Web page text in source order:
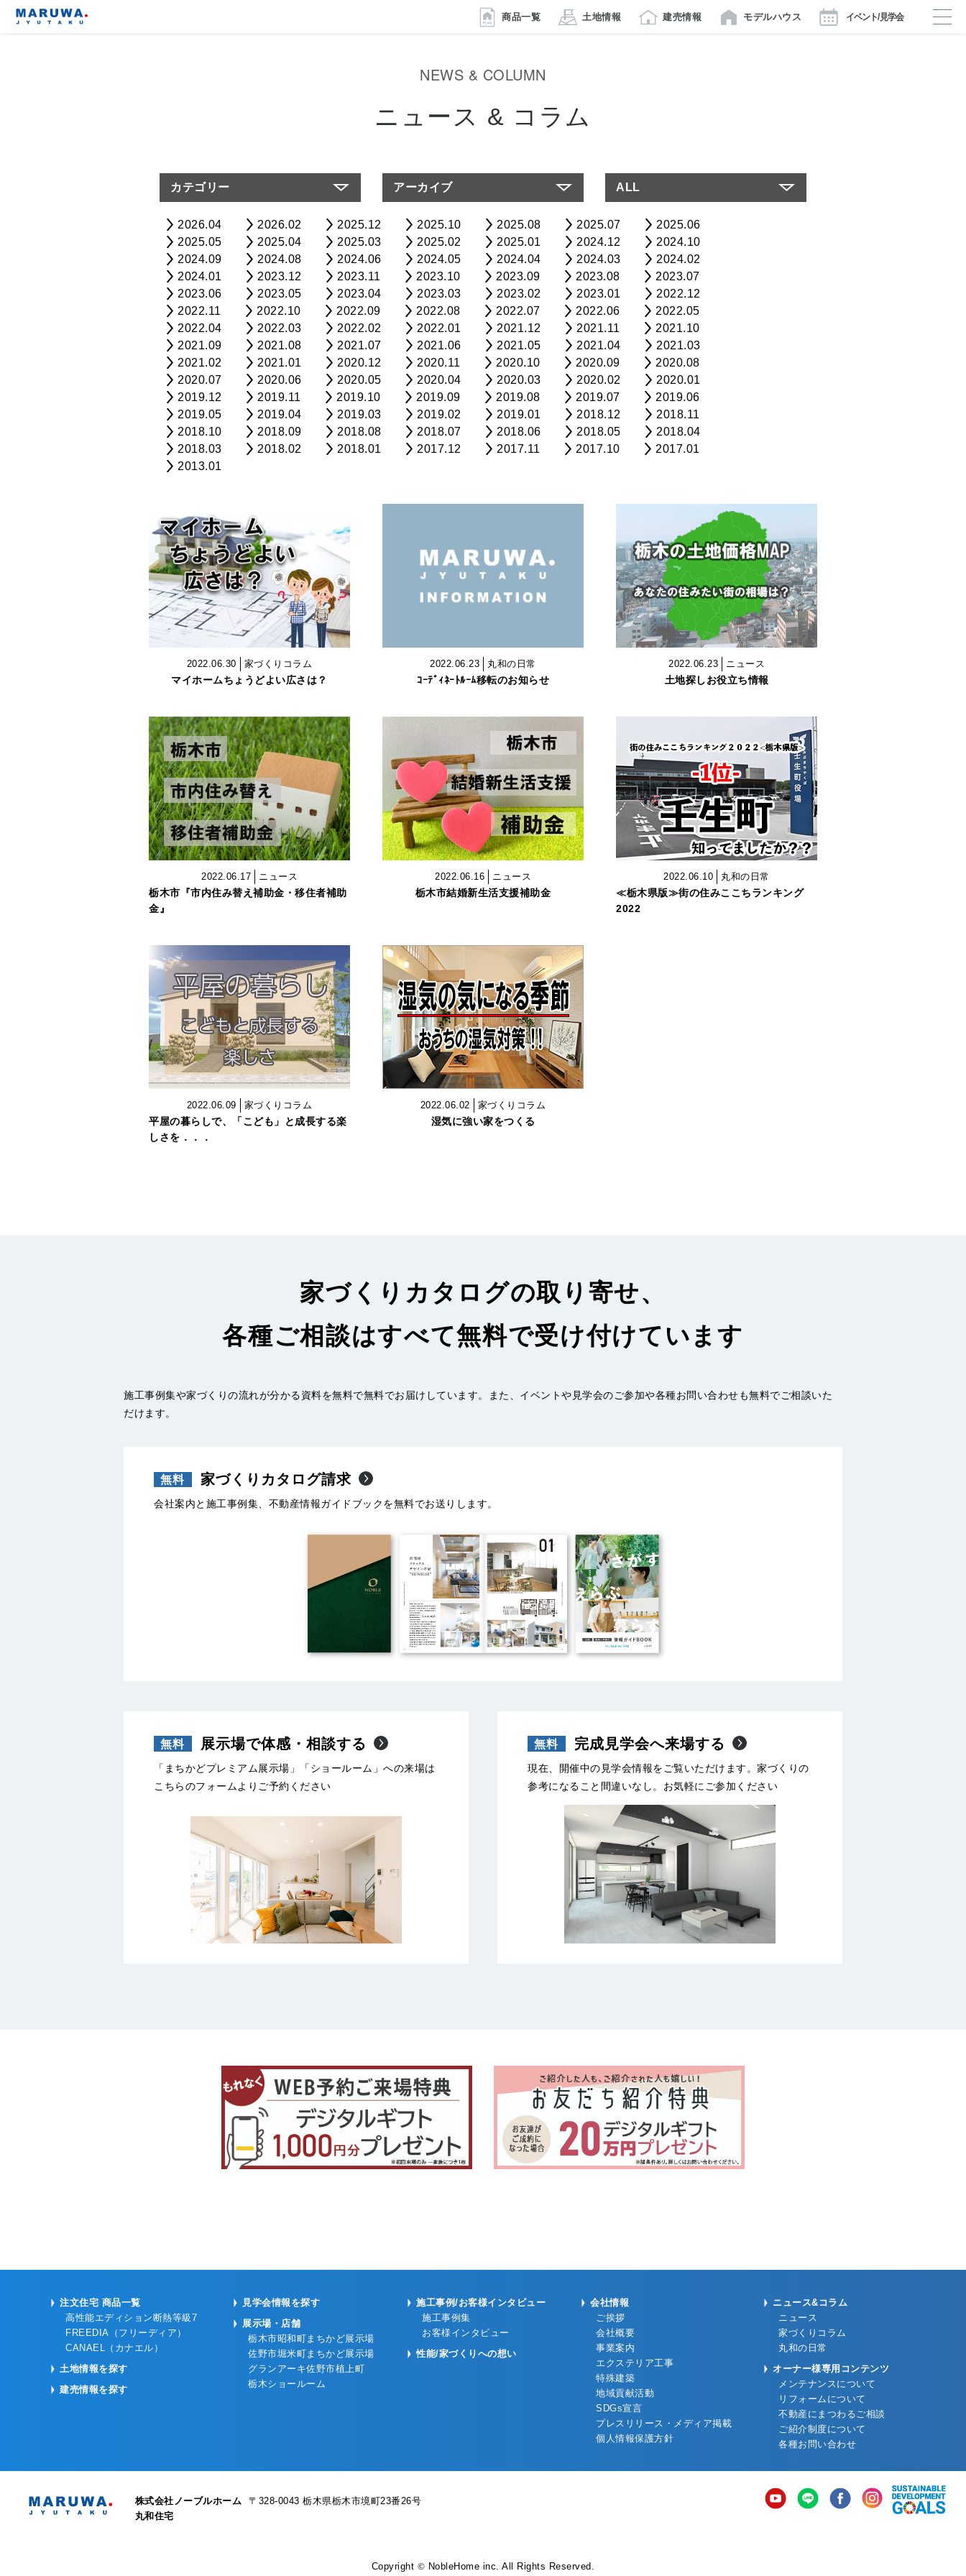
商品一覧 土地情報 建売情報 モデルハウス イベント/見学会
NEWS & COLUMN
ニュース & コラム
カテゴリー アーカイブ ALL
2026.04 2026.02 2025.12 2025.10 2025.08 2025.07
2025.06
2025.05
2025.04 2025.03 2025.02 2025.01 2024.12
2024.10
2024.09
2024.08 2024.06 2024.05 2024.04 2024.03
2024.02
2024.01
2023.12 2023.11 2023.10 2023.09 2023.08
2023.07
2023.06
2023.05 2023.04 2023.03 2023.02 2023.01
2022.12
2022.11
2022.10 2022.09 2022.08 2022.07 2022.06
2022.05
2022.04
2022.03 2022.02 2022.01 2021.12 2021.11
2021.10
2021.09
2021.08 2021.07 2021.06 2021.05 2021.04
2021.03
2021.02
2021.01 2020.12 2020.11 2020.10 2020.09
2020.08
2020.07
2020.06 2020.05 2020.04 2020.03 2020.02
2020.01
2019.12
2019.11 2019.10 2019.09 2019.08 2019.07
2019.06
2019.05
2019.04 2019.03 2019.02 2019.01 2018.12
2018.11
2018.10
2018.09 2018.08 2018.07 2018.06 2018.05
2018.04
2018.03
2018.02 2018.01 2017.12 2017.11 2017.10
2017.01
2013.01
2022.06.30 家づくりコラム
マイホームちょうどよい広さは？
2022.06.23 丸和の日常
ｺｰﾃﾞｨﾈｰﾄﾙｰﾑ移転のお知らせ
2022.06.23 ニュース
土地探しお役立ち情報
2022.06.17 ニュース
栃木市『市内住み替え補助金・移住者補助
金』
2022.06.16 ニュース
栃木市結婚新生活支援補助金
2022.06.10 丸和の日常
≪栃木県版≫街の住みここちランキング
2022
2022.06.09 家づくりコラム
平屋の暮らしで、「こども」と成長する楽
しさを．．．
2022.06.02 家づくりコラム
湿気に強い家をつくる
家づくりカタログの取り寄せ、
各種ご相談はすべて無料で受け付けています
施工事例集や家づくりの流れが分かる資料を無料で無料でお届けしています。また、イベントや見学会のご参加や各種お問い合わせも無料でご相談いた
だけます。
家づくりカタログ請求
会社案内と施工事例集、不動産情報ガイドブックを無料でお送りします。
展示場で体感・相談する
「まちかどプレミアム展示場」「ショールーム」への来場は
こちらのフォームよりご予約ください
完成見学会へ来場する
現在、開催中の見学会情報をご覧いただけます。家づくりの
参考になること間違いなし。お気軽にご参加ください
注文住宅 商品一覧
高性能エディション断熱等級7
FREEDIA（フリーディア）
CANAEL（カナエル）
土地情報を探す
建売情報を探す
見学会情報を探す
展示場・店舗
栃木市昭和町まちかど展示場
佐野市堀米町まちかど展示場
グランアーキ佐野市植上町
栃木ショールーム
施工事例/お客様インタビュー
施工事例集
お客様インタビュー
性能/家づくりへの想い
会社情報
ご挨拶
会社概要
事業案内
エクステリア工事
特殊建築
地域貢献活動
SDGs宣言
プレスリリース・メディア掲載
個人情報保護方針
ニュース&コラム
ニュース
家づくりコラム
丸和の日常
オーナー様専用コンテンツ
メンテナンスについて
リフォームについて
不動産にまつわるご相談
ご紹介制度について
各種お問い合わせ
株式会社ノーブルホーム 丸和住宅
株式会社ノーブルホーム
丸和住宅
〒328-0043栃木県栃木市境町23番26号
YouTube LINE FacebookInstagram
Copyright © NobleHome inc. All Rights Reserved.